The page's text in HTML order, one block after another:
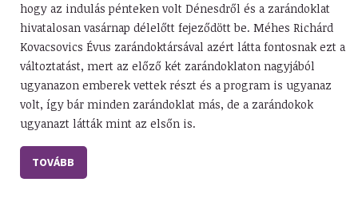
hogy az indulás pénteken volt Dénesdről és a zarándoklat
hivatalosan vasárnap délelőtt fejeződött be. Méhes Richárd
Kovacsovics Évus zarándoktársával azért látta fontosnak ezt a
változtatást, mert az előző két zarándoklaton nagyjából
ugyanazon emberek vettek részt és a program is ugyanaz
volt, így bár minden zarándoklat más, de a zarándokok
ugyanazt látták mint az elsőn is.
TOVÁBB